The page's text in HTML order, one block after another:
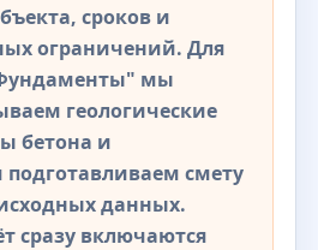
сроков и
ограничений. Для
мы
геологические
бетона и
смету
данных.
сразу включаются